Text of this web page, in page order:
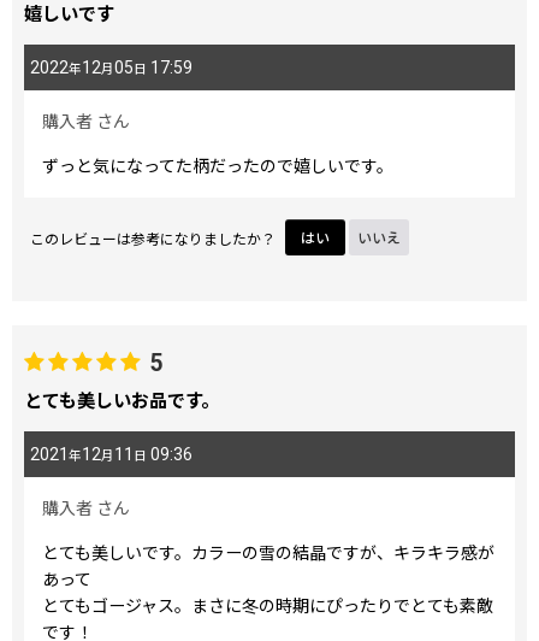
嬉しいです
2022年12月05日 17:59
購入者 さん
ずっと気になってた柄だったので嬉しいです。
このレビューは参考になりましたか？ はい いいえ
5
とても美しいお品です。
2021 年12月 11 日 09:36
購入者 さん
とても美しいです。カラーの雪の結晶ですが、キラキラ感が
あって
とてもゴージャス。まさに冬の時期にぴったりでとても素敵
です！